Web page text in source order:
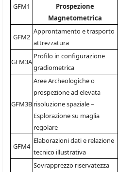
GFM1
Prospezione
Magnetometrica
GFM2
Approntamento e trasporto
attrezzatura
GFM3A
Profilo in configurazione
gradiometrica
GFM3B
Aree Archeologiche o
prospezione ad elevata
risoluzione spaziale –
Esplorazione su maglia
regolare
GFM4
Elaborazioni dati e relazione
tecnico illustrativa
Sovrapprezzo riservatezza